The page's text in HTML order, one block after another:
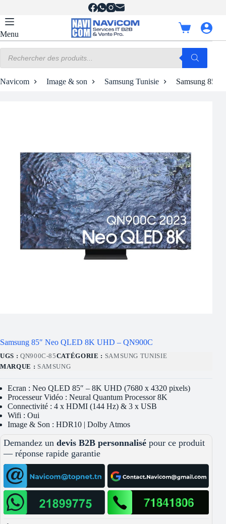
contenu
Menu
Panier
d’achat
produits
Navicom Image & son Samsung Tunisie Samsung 85″
Samsung 85″ Neo QLED 8K UHD – QN900C
UGS : QN900C-85CATÉGORIE : SAMSUNG TUNISIE
MARQUE : SAMSUNG
Ecran : Neo QLED 85″ – 8K UHD (7680 x 4320 pixels)
Processeur Vidéo : Neural Quantum Processor 8K
Connectivité : 4 x HDMI (144 Hz) & 3 x USB
Wifi : Oui
Image & Son : HDR10 | Dolby Atmos
Demandez un devis B2B personnalisé pour ce produit
— réponse rapide garantie